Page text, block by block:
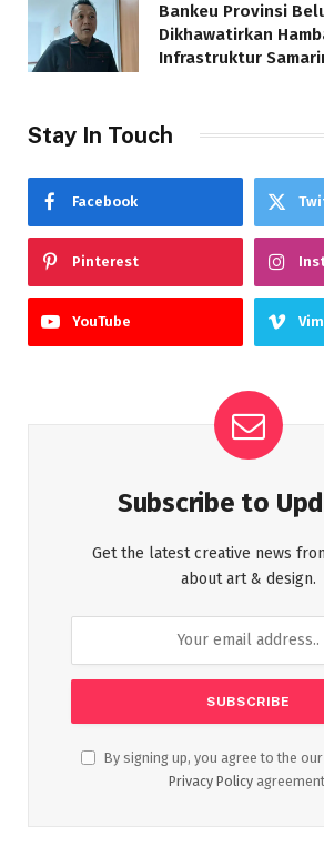
Bankeu Provinsi
Dikhawatirkan
Infrastruktur
Stay In Touch
Facebook
Pinterest
YouTube
Subscribe to
Get the latest creative news
about art & design.
By signing up, you agree to the
Privacy Policy